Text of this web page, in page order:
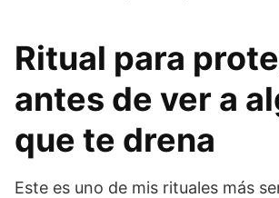
Ritual para
antes de ver a
que te drena
Este es uno de mis rituales más